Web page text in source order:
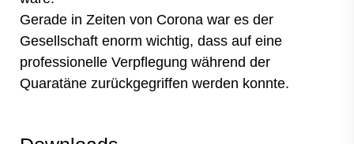
Gerade in Zeiten von Corona war es der
Gesellschaft enorm wichtig, dass auf eine
professionelle Verpflegung während der
Quaratäne zurückgegriffen werden konnte.